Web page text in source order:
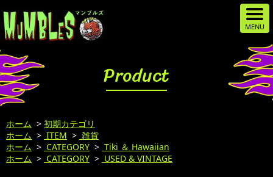
Product
ホーム > 初期カテゴリ
ホーム > ITEM > 雑貨
ホーム > CATEGORY > Tiki ＆ Hawaiian
ホーム > CATEGORY > USED & VINTAGE